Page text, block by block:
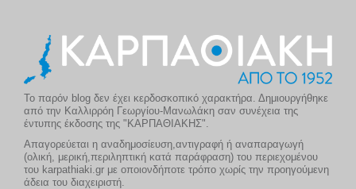
Το παρόν blog δεν έχει κερδοσκοπικό χαρακτήρα. Δημιουργήθηκε
από την Καλλιρρόη Γεωργίου-Μανωλάκη σαν συνέχεια της
έντυπης έκδοσης της "ΚΑΡΠΑΘΙΑΚΗΣ".
Απαγορεύεται η αναδημοσίευση,αντιγραφή ή αναπαραγωγή
(ολική, μερική,περιληπτική κατά παράφραση) του περιεχομένου
του karpathiaki.gr με οποιονδήποτε τρόπο χωρίς την προηγούμενη
άδεια του διαχειριστή.